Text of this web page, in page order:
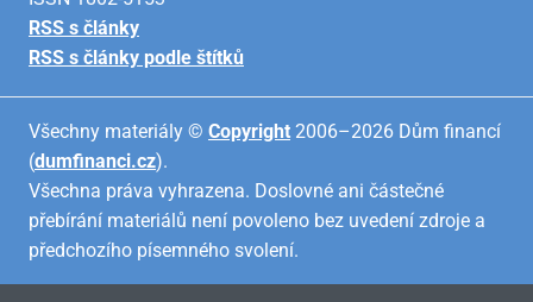
RSS s články
RSS s články podle štítků
Všechny materiály © Copyright 2006–2026 Dům financí
(dumfinanci.cz).
Všechna práva vyhrazena. Doslovné ani částečné
přebírání materiálů není povoleno bez uvedení zdroje a
předchozího písemného svolení.